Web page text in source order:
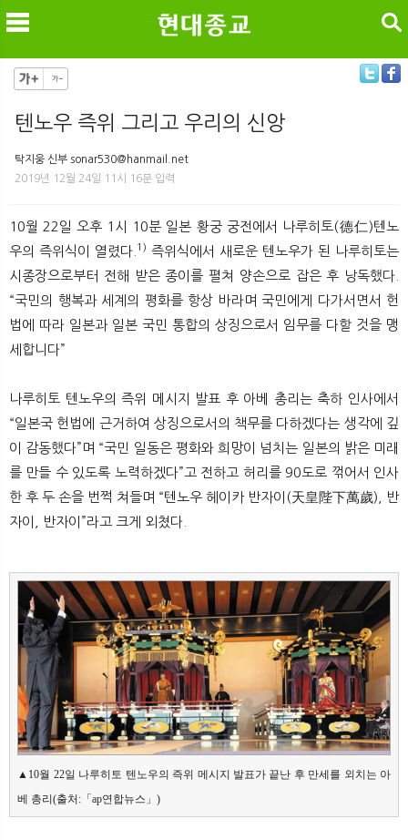
뉴 색
검색
텐노우 즉위 그리고 우리의 신앙
탁지웅 신부 sonar530@hanmail.net
2019년 12월 24일 11시 16분 입력
10월 22일 오후 1시 10분 일본 황궁 궁전에서 나루히토(德仁)텐노
우의 즉위식이 열렸다. 1) 즉위식에서 새로운 텐노우가 된 나루히토는
시종장으로부터 전해 받은 종이를 펼쳐 양손으로 잡은 후 낭독했다.
“국민의 행복과 세계의 평화를 항상 바라며 국민에게 다가서면서 헌
법에 따라 일본과 일본 국민 통합의 상징으로서 임무를 다할 것을 맹
세합니다”
나루히토 텐노우의 즉위 메시지 발표 후 아베 총리는 축하 인사에서
“일본국 헌법에 근거하여 상징으로서의 책무를 다하겠다는 생각에 깊
이 감동했다”며 “국민 일동은 평화와 희망이 넘치는 일본의 밝은 미래
를 만들 수 있도록 노력하겠다”고 전하고 허리를 90도로 꺾어서 인사
한 후 두 손을 번쩍 쳐들며 “텐노우 헤이카 반자이(天皇陛下萬歲), 반
자이, 반자이”라고 크게 외쳤다.
▲10월 22일 나루히토 텐노우의 즉위 메시지 발표가 끝난 후 만세를 외치는 아
베 총리(출처:「ap연합뉴스」)